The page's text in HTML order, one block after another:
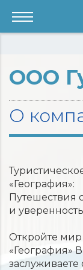
ООО
О
«География»:
Путешествия
и
Откройте мир
«География»
заслуживаете